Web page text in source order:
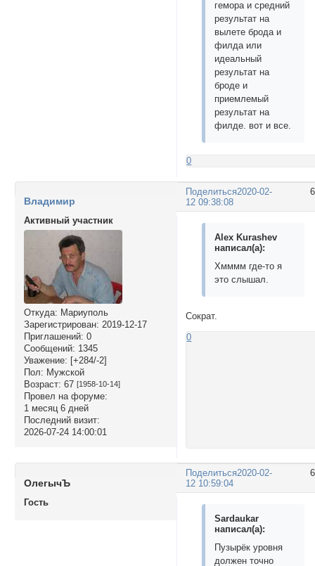
гемора и средний
результат на
вылете брода и
филда или
идеальный
результат на
броде и
приемлемый
результат на
филде. вот и все.
0
Поделиться2020-02-
12 09:38:08
Владимир
Активный участник
Откуда: Мариуполь
Зарегистрирован: 2019-12-17
Приглашений: 0
Сообщений: 1345
Уважение: [+284/-2]
Пол: Мужской
Возраст: 67 [1958-10-14]
Провел на форуме:
1 месяц 6 дней
Последний визит:
2026-07-24 14:00:01
Alex Kurashev
написал(а):
Хмммм где-то я
это слышал.
Сократ.
0
Поделиться2020-02-
12 10:59:04
ОлегычЪ
Гость
Sardaukar
написал(а):
Пузырёк уровня
должен точно